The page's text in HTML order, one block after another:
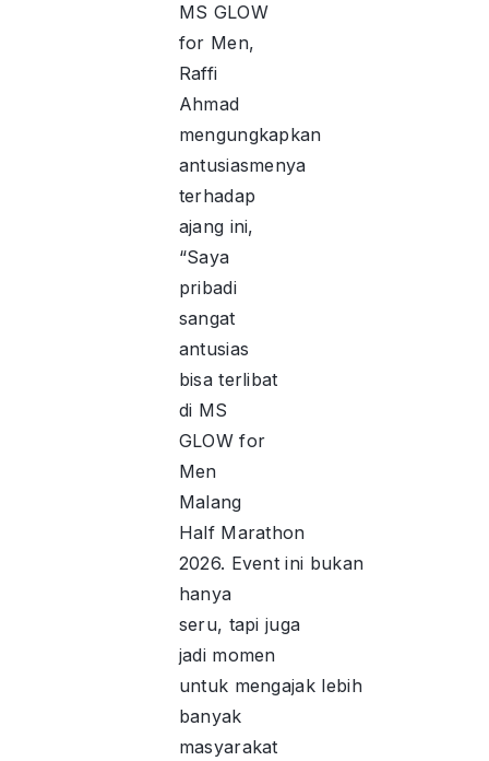
MS GLOW
for Men,
Raffi
Ahmad
mengungkapkan
antusiasmenya
terhadap
ajang ini,
“Saya
pribadi
sangat
antusias
bisa terlibat
di MS
GLOW for
Men
Malang
Half Marathon
2026. Event ini bukan
hanya
seru, tapi juga
jadi momen
untuk mengajak lebih
banyak
masyarakat